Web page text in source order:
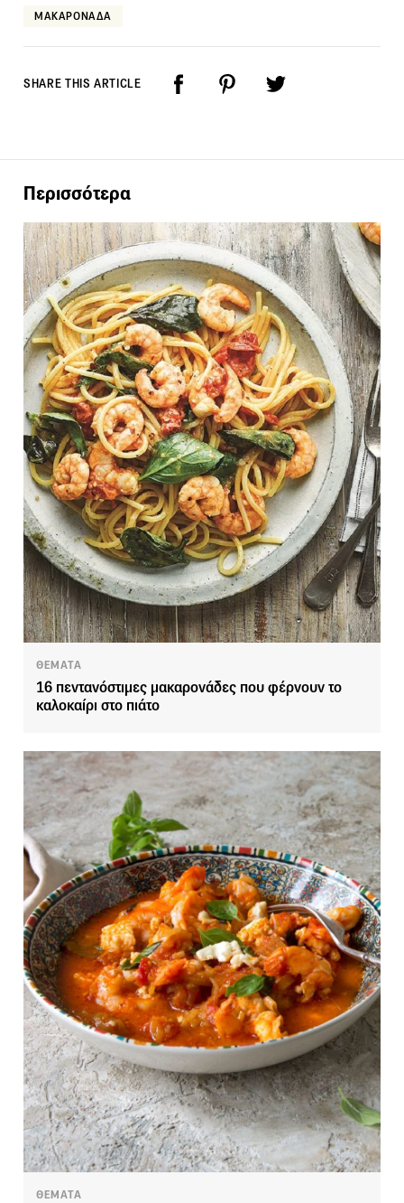
ΜΑΚΑΡΟΝΑΔΑ
SHARE THIS ARTICLE
Περισσότερα
ΘΕΜΑΤΑ
16 πεντανόστιμες μακαρονάδες που φέρνουν το
καλοκαίρι στο πιάτο
ΘΕΜΑΤΑ